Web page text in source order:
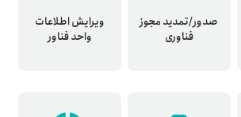
صدور/تمدید مجوز
فناوری
ویرایش اطلاعات
واحد فناور